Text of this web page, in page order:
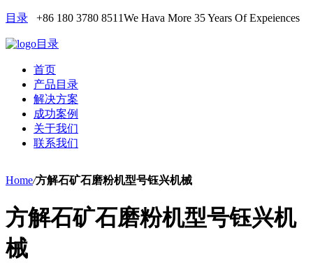
目录 +86 180 3780 8511We Hava More 35 Years Of Expeiences
目录
首页
产品目录
解决方案
成功案例
关于我们
联系我们
Home/方解石矿石磨粉机型号钰兴机械
方解石矿石磨粉机型号钰兴机
械